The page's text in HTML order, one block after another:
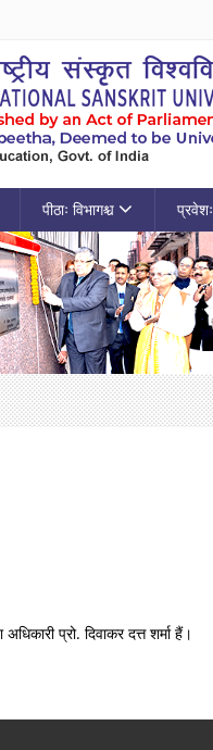
पीठाः विभागश्च प्रवेशः
प्रो. दिवाकर दत्त शर्मा हैं।